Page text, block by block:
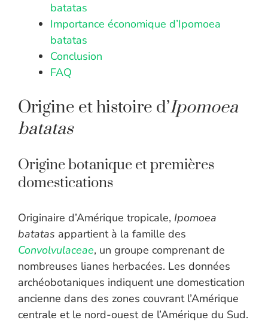
batatas
Importance économique d’Ipomoea
batatas
Conclusion
FAQ
Origine et histoire d’Ipomoea
batatas
Origine botanique et premières
domestications
Originaire d’Amérique tropicale, Ipomoea
batatas appartient à la famille des
Convolvulaceae, un groupe comprenant de
nombreuses lianes herbacées. Les données
archéobotaniques indiquent une domestication
ancienne dans des zones couvrant l’Amérique
centrale et le nord-ouest de l’Amérique du Sud.